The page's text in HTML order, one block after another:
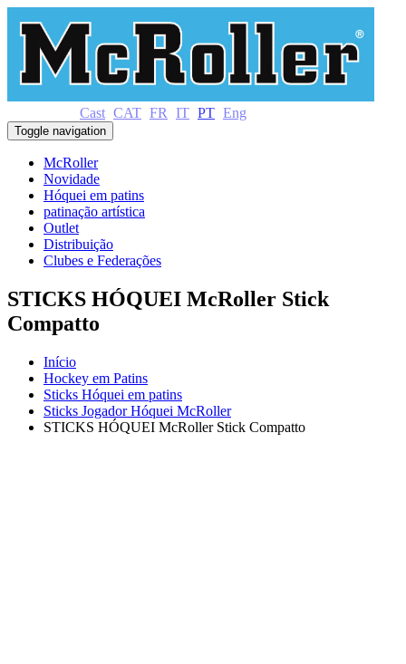
Cast CAT FR IT PT Eng
Toggle navigation
McRoller
Novidade
Hóquei em patins
patinação artística
Outlet
Distribuição
Clubes e Federações
STICKS HÓQUEI McRoller Stick
Compatto
Início
Hockey em Patins
Sticks Hóquei em patins
Sticks Jogador Hóquei McRoller
STICKS HÓQUEI McRoller Stick Compatto